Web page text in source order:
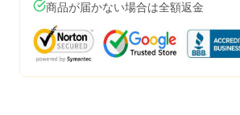
商品が届かない場合は全額返金